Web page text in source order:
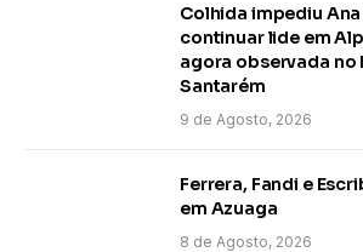
Colhida impediu
continuar lide em
agora observada no
Santarém
9 de Agosto, 2026
Ferrera, Fandi e
em Azuaga
8 de Agosto, 2026